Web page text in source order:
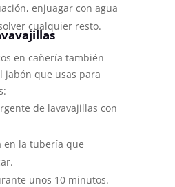
enjuagar con agua
cualquier resto.
en cañería también
jabón que usas para
de lavavajillas con
en la tubería que
unos 10 minutos.